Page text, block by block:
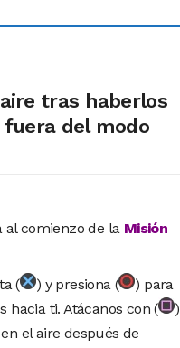
tras haberlos
del modo
al comienzo de la Misión
( ) y presiona (
) para
hacia ti. Atácanos con (
)
el aire después de